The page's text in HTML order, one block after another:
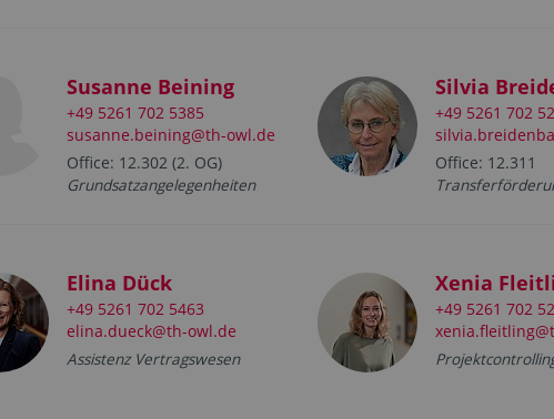
Susanne Beining
+49 5261 702 5385
susanne.beining@th-owl.de
Office: 12.302 (2. OG)
Grundsatzangelegenheiten
Silvia
+49 5261 702
Office: 12.311
Elina Dück
+49 5261 702 5463
elina.dueck@th-owl.de
Assistenz Vertragswesen
Xenia
+49 5261 702